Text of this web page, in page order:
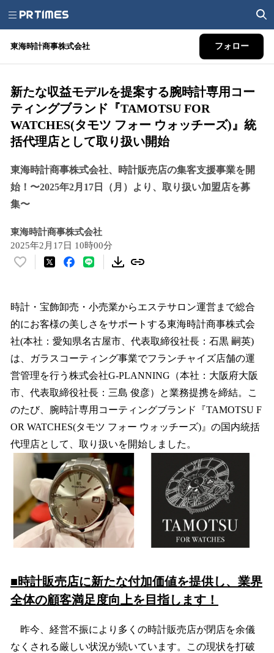
東海時計商事株式会社 フォロー
新たな収益モデルを提案する腕時計専用コー
ティングブランド『TAMOTSU FOR
WATCHES(タモツ フォー ウォッチーズ)』統
括代理店として取り扱い開始
東海時計商事株式会社、時計販売店の集客支援事業を開
始！〜2025年2月17日（月）より、取り扱い加盟店を募
集〜
東海時計商事株式会社
2025年2月17日 10時00分
い
！
数
を
読
込
み
中
で
す
時計・宝飾卸売・小売業からエステサロン運営まで総合
的にお客様の美しさをサポートする東海時計商事株式会
社(本社：愛知県名古屋市、代表取締役社長：石黒 嗣英)
は、ガラスコーティング事業でフランチャイズ店舗の運
営管理を行う株式会社G-PLANNING（本社：大阪府大阪
市、代表取締役社長：三島 俊彦）と業務提携を締結。こ
のたび、腕時計専用コーティングブランド『TAMOTSU F
OR WATCHES(タモツ フォー ウォッチーズ)』の国内統括
代理店として、取り扱いを開始しました。
■時計販売店に新たな付加価値を提供し、業界
全体の顧客満足度向上を目指します！
昨今、経営不振により多くの時計販売店が閉店を余儀
なくされる厳しい状況が続いています。この現状を打破